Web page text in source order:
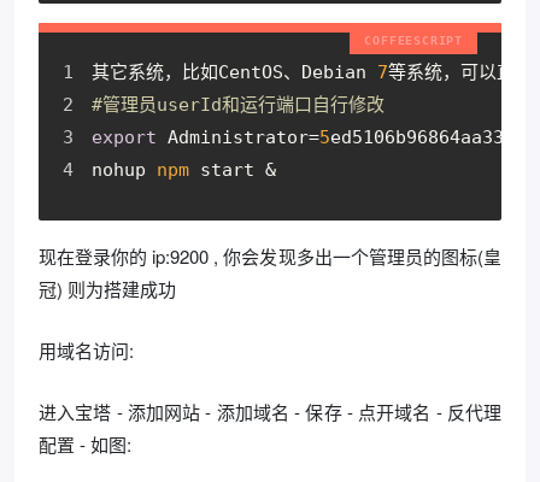
其它系统，比如CentOS、Debian 7等系统，可以直接
#管理员userId和运行端口自行修改
export Administrator=5
nohup npm start &
现在登录你的 ip:9200 , 你会发现多出一个管理员的图标(皇
冠) 则为搭建成功
用域名访问:
进入宝塔 - 添加网站 - 添加域名 - 保存 - 点开域名 - 反代理
配置 - 如图: